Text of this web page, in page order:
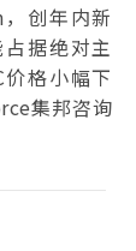
创年内新
据绝对主
格小幅下
集邦咨询